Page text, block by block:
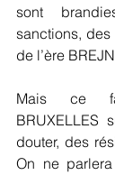
sont
sanctions, des
de l’ère
Mais ce
BRUXELLES
douter, des
On ne